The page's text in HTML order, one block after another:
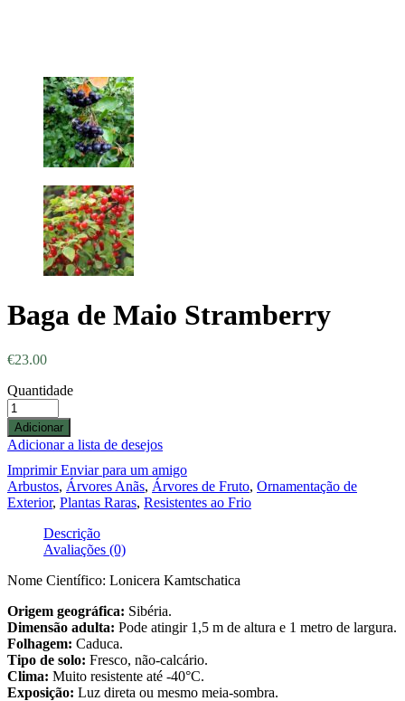
Baga de Maio Stramberry
€23.00
Quantidade
Adicionar
Adicionar a lista de desejos
ImprimirEnviar para um amigo
Arbustos, Árvores Anãs, Árvores de Fruto, Ornamentação de
Exterior, Plantas Raras, Resistentes ao Frio
Descrição
Avaliações (0)
Nome Científico: Lonicera Kamtschatica
Origem geográfica: Sibéria.
Dimensão adulta: Pode atingir 1,5 m de altura e 1 metro de largura.
Folhagem: Caduca.
Tipo de solo: Fresco, não-calcário.
Clima: Muito resistente até -40°C.
Exposição: Luz direta ou mesmo meia-sombra.